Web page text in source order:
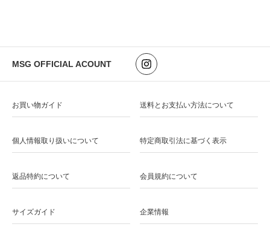
MSG OFFICIAL ACOUNT
お買い物ガイド 送料とお支払い方法について
個人情報取り扱いについて 特定商取引法に基づく表示
返品特約について 会員規約について
サイズガイド 企業情報